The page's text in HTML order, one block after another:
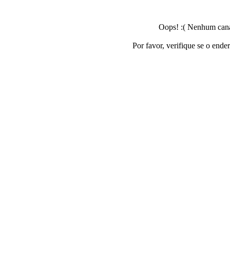
Oops! :( Nenhum
Por favor, verifique se o